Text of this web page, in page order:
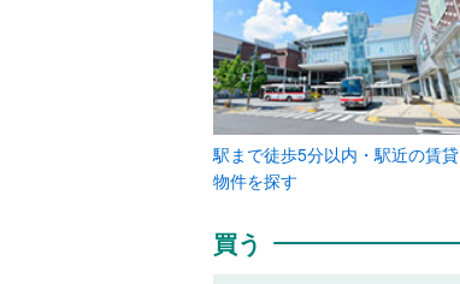
駅まで徒歩5分以内・駅近の賃貸
物件を探す
買う